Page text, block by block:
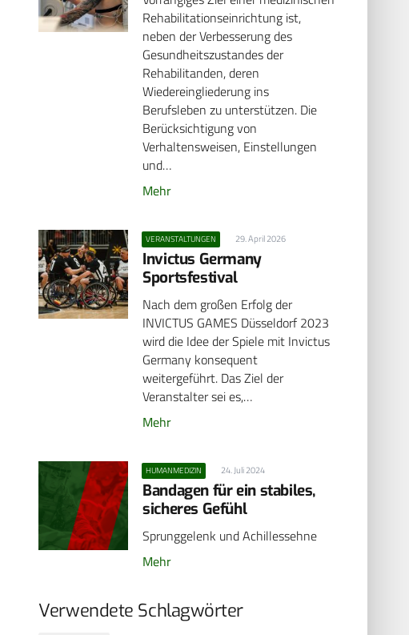
Rehabilitationseinrichtung ist,
neben der Verbesserung des
Gesundheitszustandes der
Rehabilitanden, deren
Wiedereingliederung ins
Berufsleben zu unterstützen. Die
Berücksichtigung von
Verhaltensweisen, Einstellungen
und…
Mehr
VERANSTALTUNGEN 29. April 2026
Invictus Germany
Sportsfestival
Nach dem großen Erfolg der
INVICTUS GAMES Düsseldorf 2023
wird die Idee der Spiele mit Invictus
Germany konsequent
weitergeführt. Das Ziel der
Veranstalter sei es,…
Mehr
HUMANMEDIZIN 24. Juli 2024
Bandagen für ein stabiles,
sicheres Gefühl
Sprunggelenk und Achillessehne
Mehr
Verwendete Schlagwörter